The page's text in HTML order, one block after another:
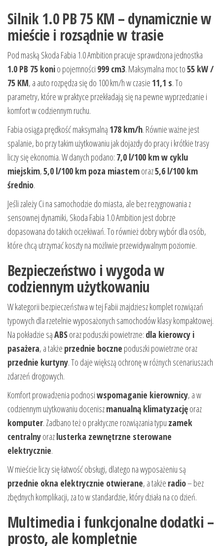
Silnik 1.0 PB 75 KM – dynamicznie w
mieście i rozsądnie w trasie
Pod maską Skoda Fabia 1.0 Ambition pracuje sprawdzona jednostka
1.0 PB 75 konio pojemności 999 cm3. Maksymalna moc to55 kW /
75 KM, a auto rozpędza się do 100 km/h w czasie 11,1 s. To
parametry, które w praktyce przekładają się na pewne wyprzedzanie i
komfort w codziennym ruchu.
Fabia osiąga prędkość maksymalną 178 km/h. Równie ważne jest
spalanie, bo przy takim użytkowaniu jak dojazdy do pracy i krótkie trasy
liczy się ekonomia. W danych podano: 7,0 l/100 km w cyklu
miejskim,5,0 l/100 km poza miastemoraz5,6 l/100 km
średnio.
Jeśli zależy Ci na samochodzie do miasta, ale bez rezygnowania z
sensownej dynamiki, Skoda Fabia 1.0 Ambition jest dobrze
dopasowana do takich oczekiwań. To również dobry wybór dla osób,
które chcą utrzymać koszty na możliwie przewidywalnym poziomie.
Bezpieczeństwo i wygoda w
codziennym użytkowaniu
W kategorii bezpieczeństwa w tej Fabii znajdziesz komplet rozwiązań
typowych dla rzetelnie wyposażonych samochodów klasy kompaktowej.
Na pokładzie sąABSoraz poduszki powietrzne: dla kierowcy i
pasażera, a także przednie boczne poduszki powietrzne oraz
przednie kurtyny. To daje większą ochronę w różnych scenariuszach
zdarzeń drogowych.
Komfort prowadzenia podnosiwspomaganie kierownicy, a w
codziennym użytkowaniu doceniszmanualną klimatyzacjęoraz
komputer. Zadbano też o praktyczne rozwiązania typu zamek
centralnyorazlusterka zewnętrzne sterowane
elektrycznie.
W mieście liczy się łatwość obsługi, dlatego na wyposażeniu są
przednie okna elektrycznie otwierane, a także radio– bez
zbędnych komplikacji, za to w standardzie, który działa na co dzień.
Multimedia i funkcjonalne dodatki –
prosto, ale kompletnie